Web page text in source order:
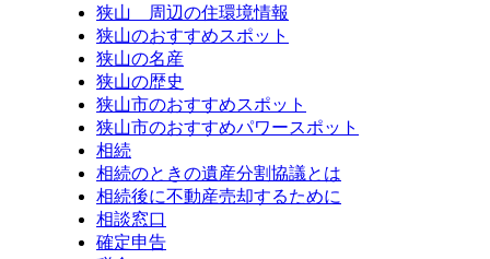
狭山 周辺の住環境情報
狭山のおすすめスポット
狭山の名産
狭山の歴史
狭山市のおすすめスポット
狭山市のおすすめパワースポット
相続
相続のときの遺産分割協議とは
相続後に不動産売却するために
相談窓口
確定申告